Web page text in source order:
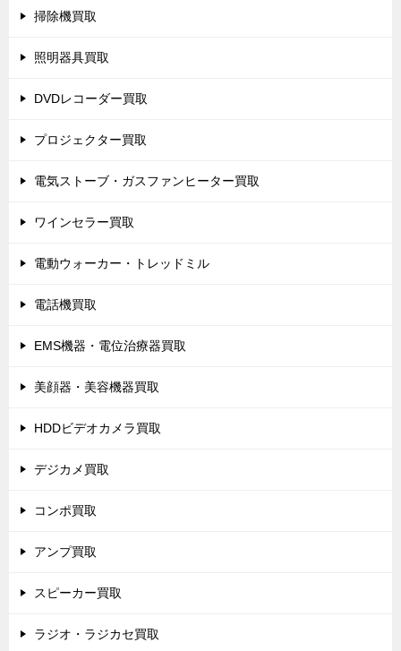
掃除機買取
照明器具買取
DVDレコーダー買取
プロジェクター買取
電気ストーブ・ガスファンヒーター買取
ワインセラー買取
電動ウォーカー・トレッドミル
電話機買取
EMS機器・電位治療器買取
美顔器・美容機器買取
HDDビデオカメラ買取
デジカメ買取
コンポ買取
アンプ買取
スピーカー買取
ラジオ・ラジカセ買取